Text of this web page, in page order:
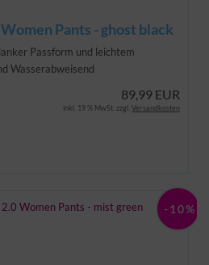
Pants - ghost black
Passform und leichtem
Wasserabweisend
89,99 EUR
inkl. 19 % MwSt. zzgl. Versandkosten
-10%